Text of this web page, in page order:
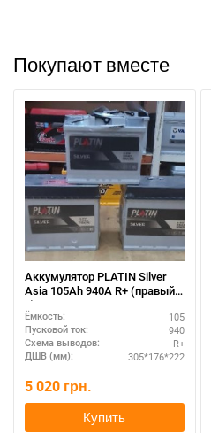
Покупают вместе
Аккумулятор PLATIN Silver
Asia 105Ah 940A R+ (правый
+)
Ёмкость: 105
Пусковой ток: 940
Схема выводов: R+
ДШВ (мм): 305*176*222
5 020 грн.
Купить
Telegram (093) 600-51-11
Написать в Viber